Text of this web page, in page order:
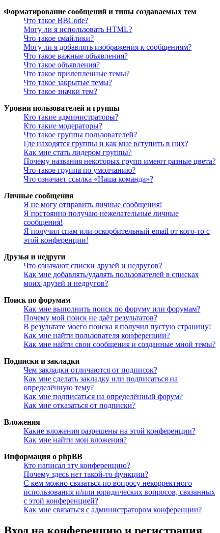
Форматирование сообщений и типы создаваемых тем
Что такое BBCode?
Могу ли я использовать HTML?
Что такое смайлики?
Могу ли я добавлять изображения к сообщениям?
Что такое важные объявления?
Что такое объявления?
Что такое прилепленные темы?
Что такое закрытые темы?
Что такое значки тем?
Уровни пользователей и группы
Кто такие администраторы?
Кто такие модераторы?
Что такое группы пользователей?
Где находятся группы и как мне вступить в них?
Как мне стать лидером группы?
Почему названия некоторых групп имеют разные цвета?
Что такое группа по умолчанию?
Что означает ссылка «Наша команда»?
Личные сообщения
Я не могу отправить личные сообщения!
Я постоянно получаю нежелательные личные
сообщения!
Я получил спам или оскорбительный email от кого-то с
этой конференции!
Друзья и недруги
Что означают списки друзей и недругов?
Как мне добавлять/удалять пользователей в списках
моих друзей и недругов?
Поиск по форумам
Как мне выполнить поиск по форуму или форумам?
Почему мой поиск не даёт результатов?
В результате моего поиска я получил пустую страницу!
Как мне найти пользователя конференции?
Как мне найти свои сообщения и созданные мной темы?
Подписки и закладки
Чем закладки отличаются от подписок?
Как мне сделать закладку или подписаться на
определённую тему?
Как мне подписаться на определённый форум?
Как мне отказаться от подписки?
Вложения
Какие вложения разрешены на этой конференции?
Как мне найти мои вложения?
Информация о phpBB
Кто написал эту конференцию?
Почему здесь нет такой-то функции?
С кем можно связаться по вопросу некорректного
использования и/или юридических вопросов, связанных
с этой конференцией?
Как мне связаться с администратором конференции?